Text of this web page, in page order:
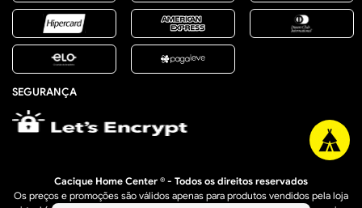
SEGURANÇA
Cacique Home Center ® - Todos os direitos reservados
Os preços e promoções são válidos apenas para produtos vendidos pela loja